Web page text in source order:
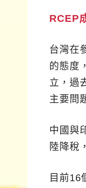
RCEP
台灣在
的態度
立，過
主要問
中國與
陸降稅
目前16